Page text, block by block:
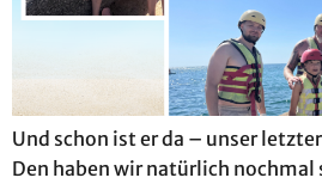
Und schon ist er da – unser
Den haben wir natürlich nochmal